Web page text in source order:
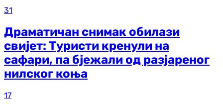
31
Драматичан снимак обилази
свијет: Туристи кренули на
сафари, па бјежали од разјареног
нилског коња
17